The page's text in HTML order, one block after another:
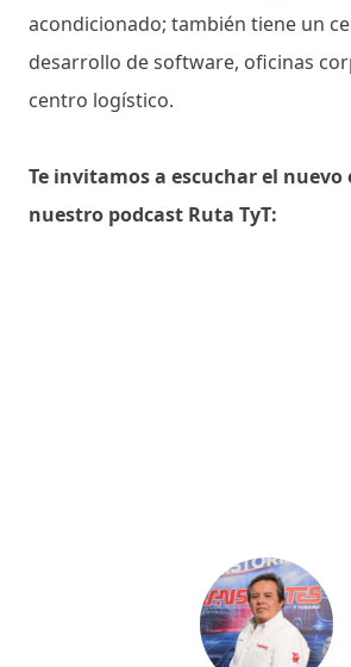
acondicionado; también tiene un
desarrollo de software, oficinas
centro logístico.
Te invitamos a escuchar el nuevo
nuestro podcast Ruta TyT: